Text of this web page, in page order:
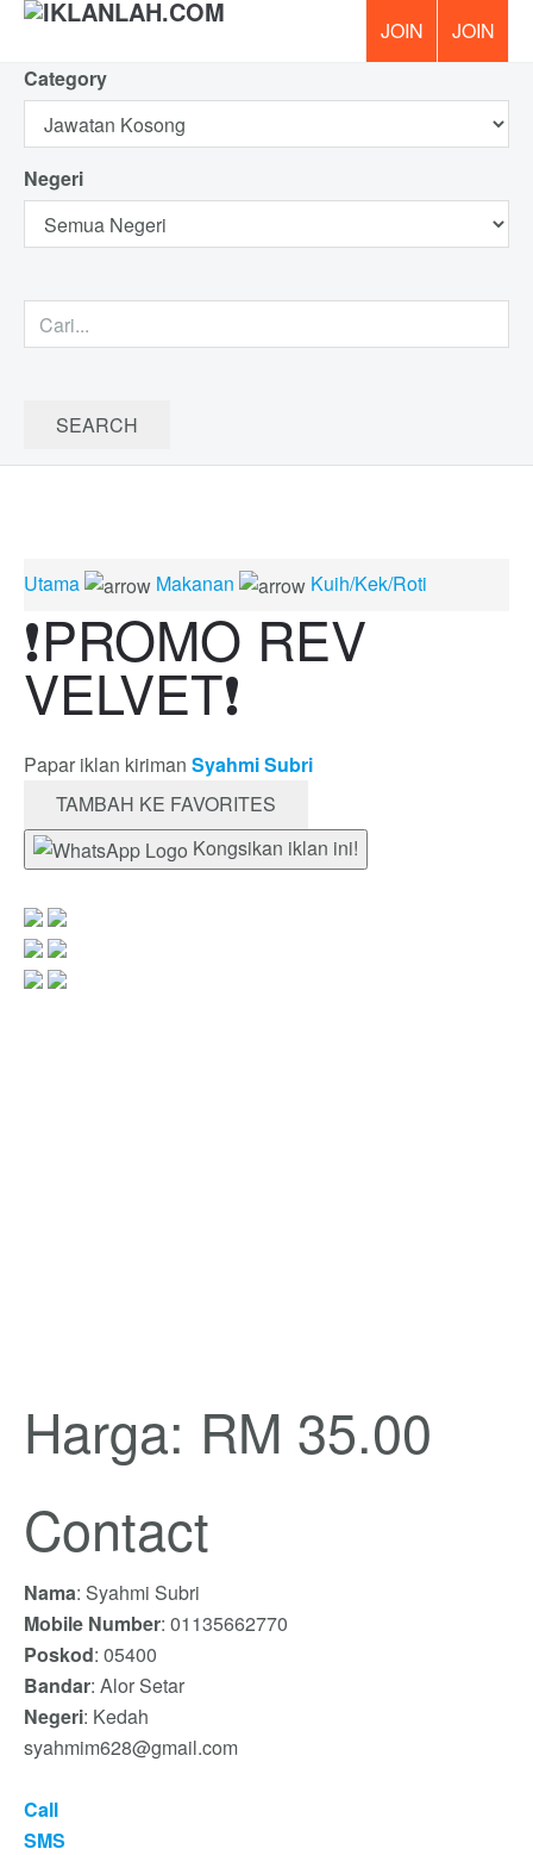
Category
Negeri
Utama Makanan Kuih/Kek/Roti
❗PROMO REV
VELVET❗
Papar iklan kiriman Syahmi Subri
TAMBAH KE FAVORITES
Kongsikan iklan ini!
Harga: RM 35.00
Contact
Nama: Syahmi Subri
Mobile Number: 01135662770
Poskod: 05400
Bandar: Alor Setar
Negeri: Kedah
syahmim628@gmail.com
Call
SMS